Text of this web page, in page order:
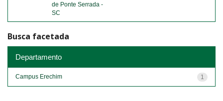
de Ponte Serrada -
SC
Busca facetada
Departamento
1
Campus Erechim